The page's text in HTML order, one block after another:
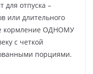
отпуска –
или длительного
кормление ОДНОМУ
с четкой
порциями.